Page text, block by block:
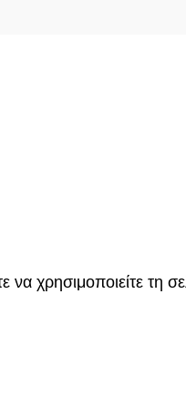
χρησιμοποιείτε τη